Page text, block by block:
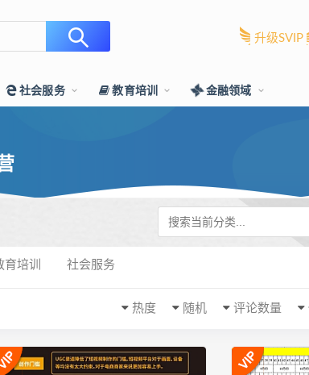
升级SVIP
社会服务 教育培训 金融领域
育培训 社会服务
评论数量
随机
热度